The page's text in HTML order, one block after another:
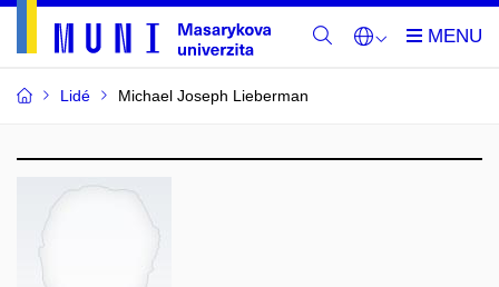
Lidé Michael Joseph Lieberman